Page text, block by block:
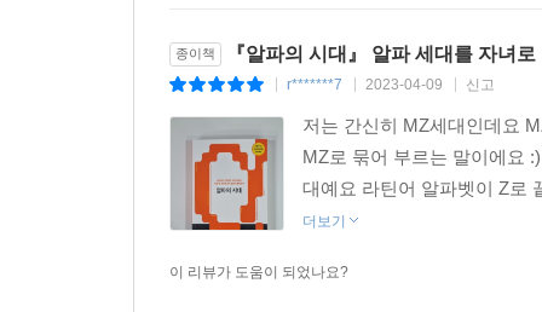
종이책 『알파의 시대』 알파 세대를 자녀
r*******7 2023-04-09 신고
저는 간신히 MZ세대인데요
MZ로 묶어 부르는 말이에요
대예요 라틴어 알파벳이 Z로
더보기
이 리뷰가 도움이 되었나요?